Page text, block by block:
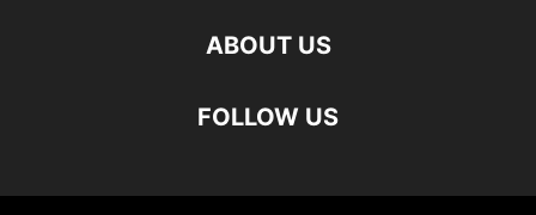
ABOUT US
FOLLOW US